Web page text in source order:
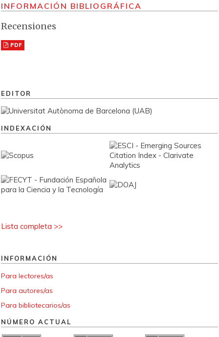
INFORMACIÓN BIBLIOGRÁFICA
Recensiones
PDF
EDITOR
INDEXACIÓN
Lista completa >>
INFORMACIÓN
Para lectores/as
Para autores/as
Para bibliotecarios/as
NÚMERO ACTUAL